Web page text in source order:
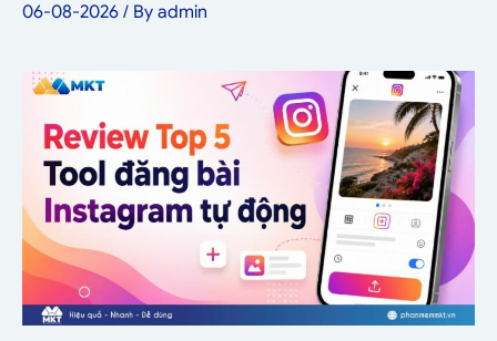
06-08-2026 / By admin